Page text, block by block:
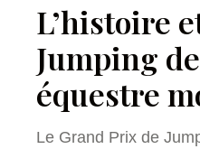
L’histoire
Jumping
équestre
Le Grand Prix de